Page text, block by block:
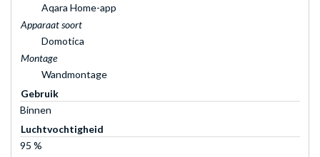
Aqara Home-app
Apparaat soort
Domotica
Montage
Wandmontage
Gebruik
Binnen
Luchtvochtigheid
95 %